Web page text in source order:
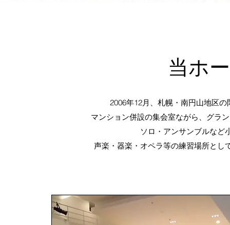
当ホ
2006年12月、札幌・南円山地区
マンション併設の集会室ながら、グラ
ソロ・アンサンブルなど
声楽・器楽・オペラ等の練習場所とし